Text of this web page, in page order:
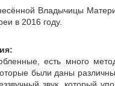
Владычицы
в 2016 году.
есть много
были даны